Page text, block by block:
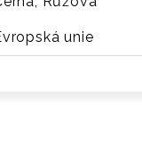
unie